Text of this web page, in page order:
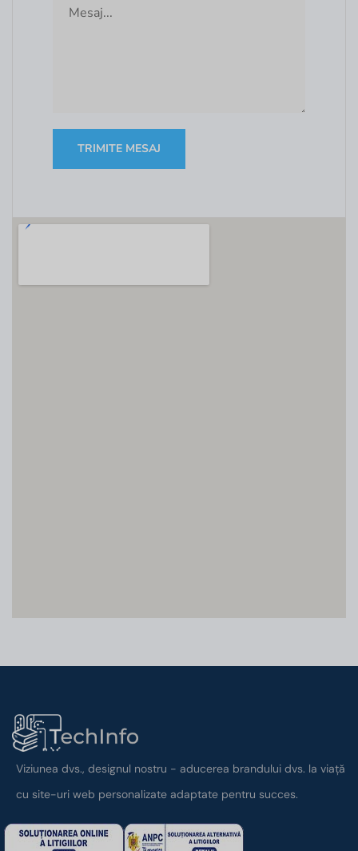
TRIMITE MESAJ
Viziunea dvs., designul nostru - aducerea brandului dvs. la viață
cu site-uri web personalizate adaptate pentru succes.